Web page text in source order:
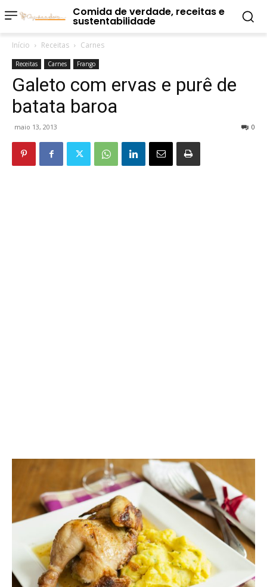
Comida de verdade, receitas e
sustentabilidade
Início Receitas Carnes
Receitas Carnes Frango
Galeto com ervas e purê de
batata baroa
maio 13, 2013 0